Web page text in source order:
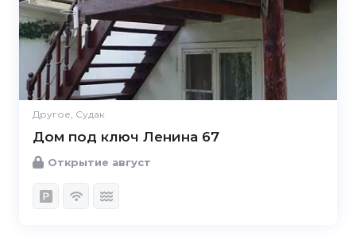
Другое, Судак
Дом под ключ Ленина 67
Открытие август